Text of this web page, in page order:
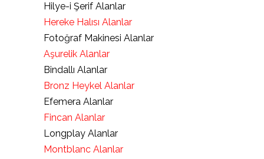
Hilye-i Şerif Alanlar
Hereke Halısı Alanlar
Fotoğraf Makinesi Alanlar
Aşurelik Alanlar
Bindallı Alanlar
Bronz Heykel Alanlar
Efemera Alanlar
Fincan Alanlar
Longplay Alanlar
Montblanc Alanlar